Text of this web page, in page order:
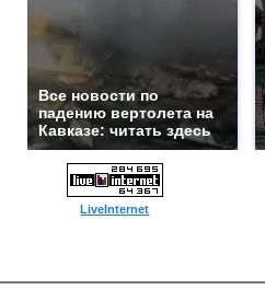
Все новости по
падению вертолета на
Кавказе: читать здесь
LiveInternet